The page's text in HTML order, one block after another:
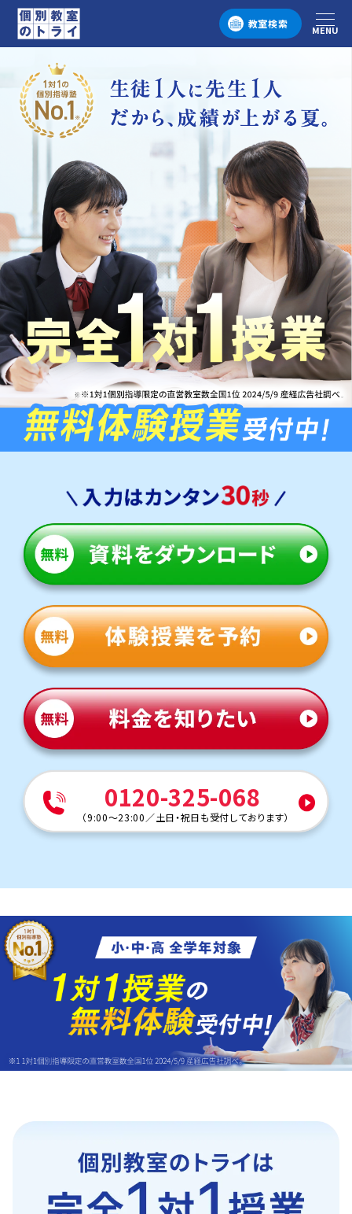
教室検索
メニュー
MENU
個別教室のトライ 1対1の個別
0120-325-068
（9:00～23:00 ／土日・祝日も受付しております）